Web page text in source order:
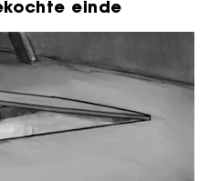
einde